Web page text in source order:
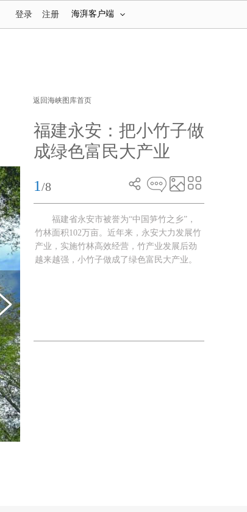
海湃客户端
登录 注册
返回海峡图库首页
福建永安：把小竹子做
成绿色富民大产业
1 /8
福建省永安市被誉为“中国笋竹之乡”，
竹林面积102万亩。近年来，永安大力发展竹
产业，实施竹林高效经营，竹产业发展后劲
越来越强，小竹子做成了绿色富民大产业。